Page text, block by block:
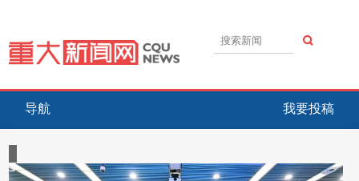
导航 我要投稿